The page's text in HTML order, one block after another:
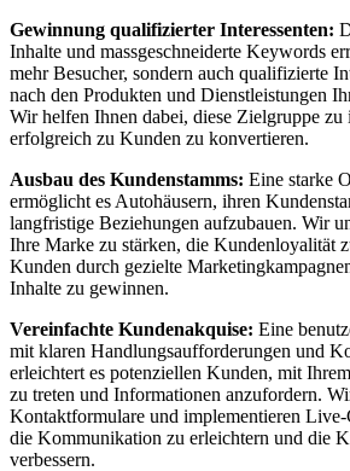
Gewinnung qualifizierter Interessenten:
Inhalte und massgeschneiderte Keywords
mehr Besucher, sondern auch qualifizierte
nach den Produkten und Dienstleistungen
Wir helfen Ihnen dabei, diese Zielgruppe zu
erfolgreich zu Kunden zu konvertieren.
Ausbau des Kundenstamms: Eine starke
ermöglicht es Autohäusern, ihren
langfristige Beziehungen aufzubauen. Wir
Ihre Marke zu stärken, die Kundenloyalität
Kunden durch gezielte
Inhalte zu gewinnen.
Vereinfachte Kundenakquise: Eine
mit klaren Handlungsaufforderungen und
erleichtert es potenziellen Kunden, mit
zu treten und Informationen anzufordern.
Kontaktformulare und implementieren
die Kommunikation zu erleichtern und die
verbessern.